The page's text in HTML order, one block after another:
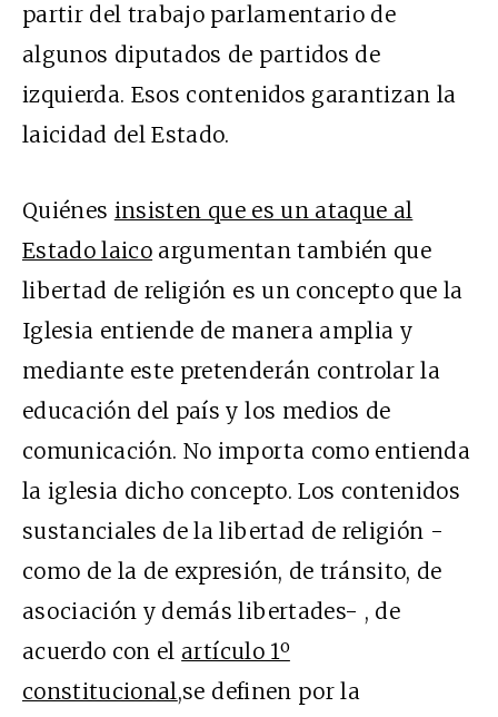
partir del trabajo parlamentario de
algunos diputados de partidos de
izquierda. Esos contenidos garantizan la
laicidad del Estado.
Quiénes insisten que es un ataque al
Estado laico argumentan también que
libertad de religión es un concepto que la
Iglesia entiende de manera amplia y
mediante este pretenderán controlar la
educación del país y los medios de
comunicación. No importa como entienda
la iglesia dicho concepto. Los contenidos
sustanciales de la libertad de religión -
como de la de expresión, de tránsito, de
asociación y demás libertades- , de
acuerdo con el artículo 1º
constitucional,se definen por la